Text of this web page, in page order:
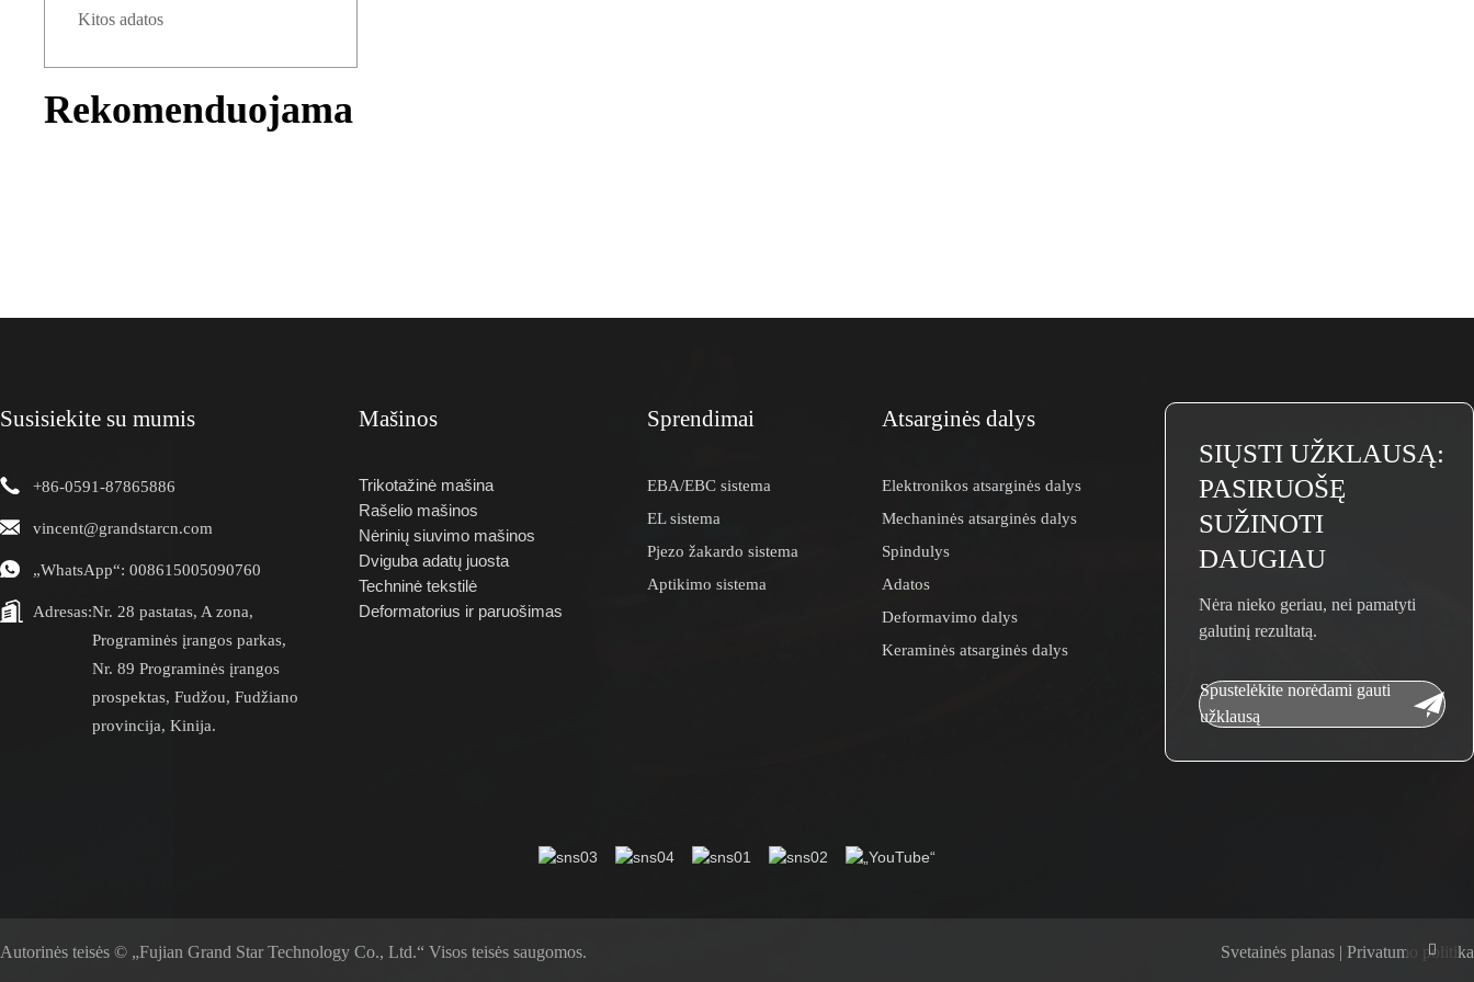
Kitos adatos
Rekomenduojama
Susisiekite su mumis
+86-0591-87865886
vincent@grandstarcn.com
„WhatsApp“: 008615005090760
Adresas:Nr. 28 pastatas, A zona,
Programinės įrangos parkas,
Nr. 89 Programinės įrangos
prospektas, Fudžou, Fudžiano
provincija, Kinija.
Mašinos
Trikotažinė mašina
Rašelio mašinos
Nėrinių siuvimo mašinos
Dviguba adatų juosta
Techninė tekstilė
Deformatorius ir paruošimas
Sprendimai
EBA/EBC sistema
EL sistema
Pjezo žakardo sistema
Aptikimo sistema
Atsarginės dalys
Elektronikos atsarginės dalys
Mechaninės atsarginės dalys
Spindulys
Adatos
Deformavimo dalys
Keraminės atsarginės dalys
SIŲSTI UŽKLAUSĄ:
PASIRUOŠĘ
SUŽINOTI
DAUGIAU
Nėra nieko geriau, nei pamatyti
galutinį rezultatą.
Spustelėkite norėdami gauti
užklausą
Autorinės teisės © „Fujian Grand Star Technology Co., Ltd.“ Visos teisės saugomos. Svetainės planas | Privatumo politika